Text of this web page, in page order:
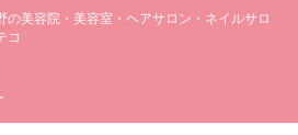
の美容院・美容室・ヘアサロン・ネイルサロ
コ